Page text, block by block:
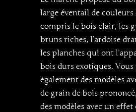
large éventail de couleurs
compris le bois clair, les
bruns riches, l’ardoise
les planches qui ont
bois durs exotiques.
également des modèles
de grain de bois
des modèles avec un effet